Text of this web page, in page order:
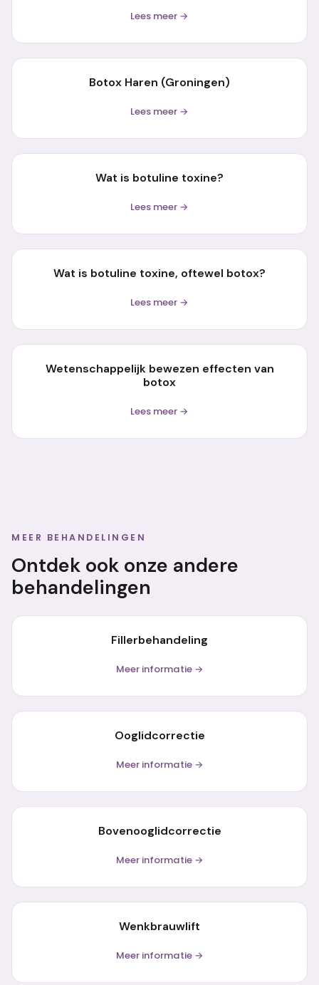
Lees meer →
Botox Haren (Groningen)
Lees meer →
Wat is botuline toxine?
Lees meer →
Wat is botuline toxine, oftewel botox?
Lees meer →
Wetenschappelijk bewezen effecten van
botox
Lees meer →
MEER BEHANDELINGEN
Ontdek ook onze andere
behandelingen
Fillerbehandeling
Meer informatie →
Ooglidcorrectie
Meer informatie →
Bovenooglidcorrectie
Meer informatie →
Wenkbrauwlift
Meer informatie →